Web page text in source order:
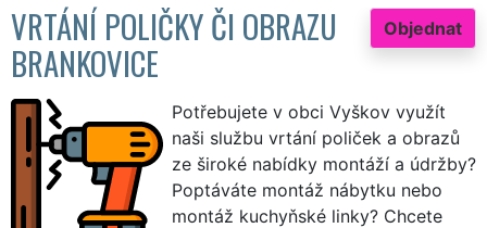
Objednat
VRTÁNÍ POLIČKY ČI OBRAZU
BRANKOVICE
Potřebujete v obci Vyškov využít
naši službu vrtání poliček a obrazů
ze široké nabídky montáží a údržby?
Poptáváte montáž nábytku nebo
montáž kuchyňské linky? Chcete